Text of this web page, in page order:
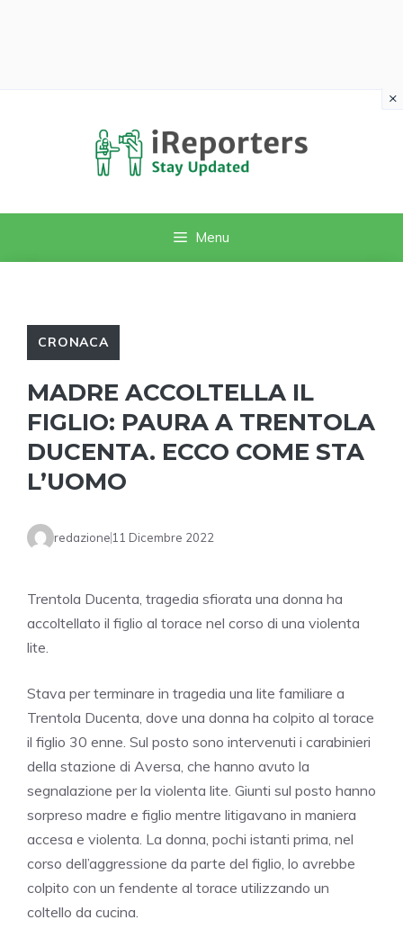
Menu
CRONACA
MADRE ACCOLTELLA IL
FIGLIO: PAURA A TRENTOLA
DUCENTA. ECCO COME STA
L’UOMO
redazione 11 Dicembre 2022
Trentola Ducenta, tragedia sfiorata una donna ha
accoltellato il figlio al torace nel corso di una violenta
lite.
Stava per terminare in tragedia una lite familiare a
Trentola Ducenta, dove una donna ha colpito al torace
il figlio 30 enne. Sul posto sono intervenuti i carabinieri
della stazione di Aversa, che hanno avuto la
segnalazione per la violenta lite. Giunti sul posto hanno
sorpreso madre e figlio mentre litigavano in maniera
accesa e violenta. La donna, pochi istanti prima, nel
corso dell’aggressione da parte del figlio, lo avrebbe
colpito con un fendente al torace utilizzando un
coltello da cucina.
×